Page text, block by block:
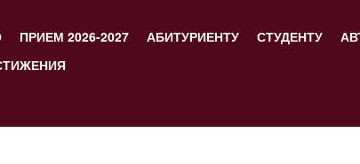
ПРИЕМ 2026-2027 АБИТУРИЕНТУ СТУДЕНТУ